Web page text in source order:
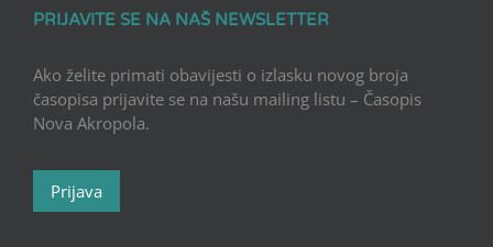
PRIJAVITE SE NA NAŠ NEWSLETTER
Ako želite primati obavijesti o izlasku novog broja
časopisa prijavite se na našu mailing listu – Časopis
Nova Akropola.
Prijava